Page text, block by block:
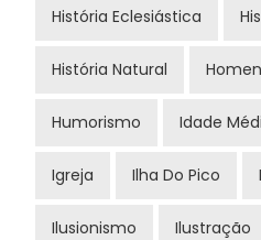
História Eclesiástica
História Natural
Humorismo Idade
Igreja Ilha Do Pico
Ilusionismo Ilustração